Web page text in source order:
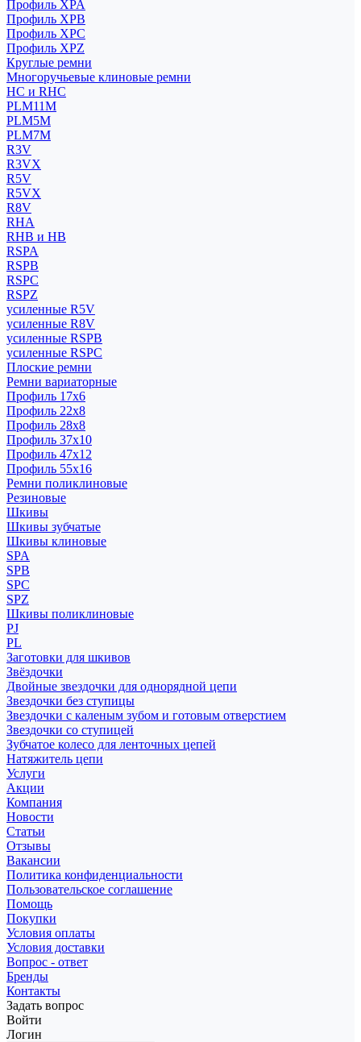
Профиль XPA
Профиль XPB
Профиль XPC
Профиль XPZ
Круглые ремни
Многоручьевые клиновые ремни
HC и RHC
PLM11M
PLM5M
PLM7M
R3V
R3VX
R5V
R5VX
R8V
RHA
RHB и HB
RSPA
RSPB
RSPC
RSPZ
усиленные R5V
усиленные R8V
усиленные RSPB
усиленные RSPC
Плоские ремни
Ремни вариаторные
Профиль 17x6
Профиль 22x8
Профиль 28x8
Профиль 37x10
Профиль 47x12
Профиль 55x16
Ремни поликлиновые
Резиновые
Шкивы
Шкивы зубчатые
Шкивы клиновые
SPA
SPB
SPC
SPZ
Шкивы поликлиновые
PJ
PL
Заготовки для шкивов
Звёздочки
Двойные звездочки для однорядной цепи
Звездочки без ступицы
Звездочки с каленым зубом и готовым отверстием
Звездочки со ступицей
Зубчатое колесо для ленточных цепей
Натяжитель цепи
Услуги
Акции
Компания
Новости
Статьи
Отзывы
Вакансии
Политика конфиденциальности
Пользовательское соглашение
Помощь
Покупки
Условия оплаты
Условия доставки
Вопрос - ответ
Бренды
Контакты
Задать вопрос
Войти
Логин